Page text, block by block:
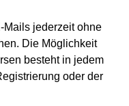
Mails jederzeit ohne
Die Möglichkeit
besteht in jedem
oder der